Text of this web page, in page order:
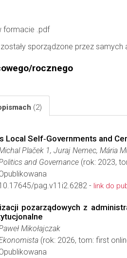
formacie .pdf
sporządzone przez
rocznego
(2)
Local Self‐Governments and
Plaček 1, Juraj Nemec, Mária
and Governance (rok: 2023,
pag.v11i2.6282 - link do
pozarządowych z
Mikołajczak
(rok: 2026, tom: first